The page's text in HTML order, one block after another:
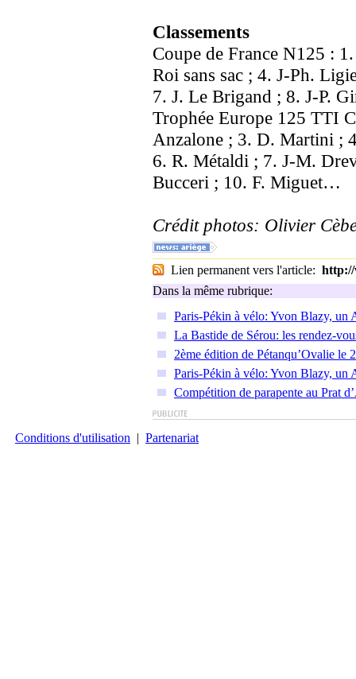
Classements
Coupe de France N125 :
Roi sans sac ; 4. J-Ph.
7. J. Le Brigand ; 8. J-P.
Trophée Europe 125 TTI
Anzalone ; 3. D. Martini ;
6. R. Métaldi ; 7. J-M.
Bucceri ; 10. F. Miguet…
Crédit photos: Olivier
Lien permanent vers l'article: http://
Dans la même rubrique:
Paris-Pékin à vélo: Yvon Blazy, un
La Bastide de Sérou: les rendez-
2ème édition de Pétanqu’Ovalie le
Paris-Pékin à vélo: Yvon Blazy, un
Compétition de parapente au Prat
Conditions d'utilisation | Partenariat